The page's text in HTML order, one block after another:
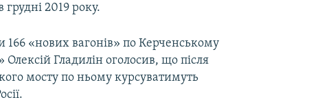
2019 року.
166 «нових вагонів» по Керченському
Гладилін оголосив, що після
мосту по ньому курсуватимуть